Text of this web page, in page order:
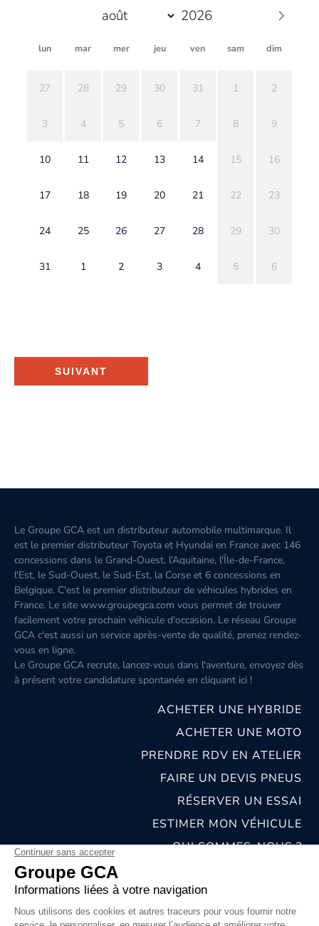
lun mar mer jeu ven sam dim
27 28 29 30 31 1 2
3 4 5 6 7 8 9
10 11 12 13 14 15 16
17 18 19 20 21 22 23
24 25 26 27 28 29 30
31 1 2 3 4 5 6
SUIVANT
Le Groupe GCA est un distributeur automobile multimarque. Il
est le premier distributeur Toyota et Hyundai en France avec 146
concessions dans le Grand-Ouest, l’Aquitaine, l'Île-de-France,
l'Est, le Sud-Ouest, le Sud-Est, la Corse et 6 concessions en
Belgique. C'est le premier distributeur de véhicules hybrides en
France. Le site www.groupegca.com vous permet de trouver
facilement votre prochain véhicule d'occasion. Le réseau Groupe
GCA c'est aussi un service après-vente de qualité, prenez rendez-
vous en ligne.
Le Groupe GCA recrute, lancez-vous dans l'aventure, envoyez dès
à présent votre candidature spontanée en cliquant ici !
ACHETER UNE HYBRIDE
ACHETER UNE MOTO
PRENDRE RDV EN ATELIER
FAIRE UN DEVIS PNEUS
RÉSERVER UN ESSAI
ESTIMER MON VÉHICULE
QUI SOMMES-NOUS ?
NOS CONCESSIONS & CARROSSERIES
MENTIONS LÉGALES